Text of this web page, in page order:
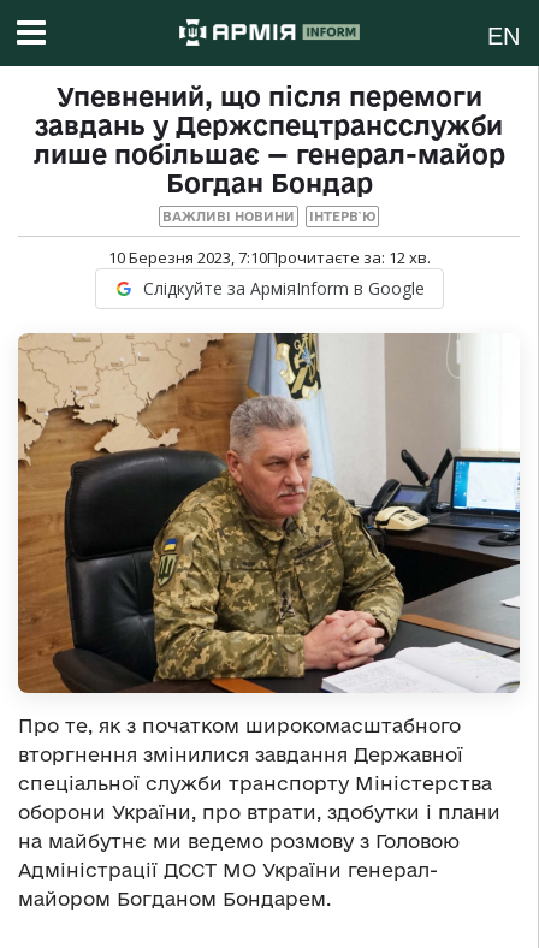
EN
Упевнений, що після перемоги
завдань у Держспецтрансслужби
лише побільшає — генерал-майор
Богдан Бондар
ВАЖЛИВІ НОВИНИ ІНТЕРВ`Ю
10 Березня 2023, 7:10Прочитаєте за: 12хв.
Слідкуйте за АрміяInform в Google
Про те, як з початком широкомасштабного
вторгнення змінилися завдання Державної
спеціальної служби транспорту Міністерства
оборони України, про втрати, здобутки і плани
на майбутнє ми ведемо розмову з Головою
Адміністрації ДССТ МО України генерал-
майором Богданом Бондарем.